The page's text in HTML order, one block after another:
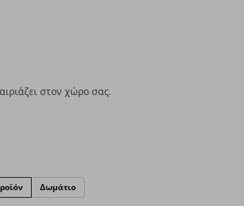
στον χώρο σας.
Δωμάτιο